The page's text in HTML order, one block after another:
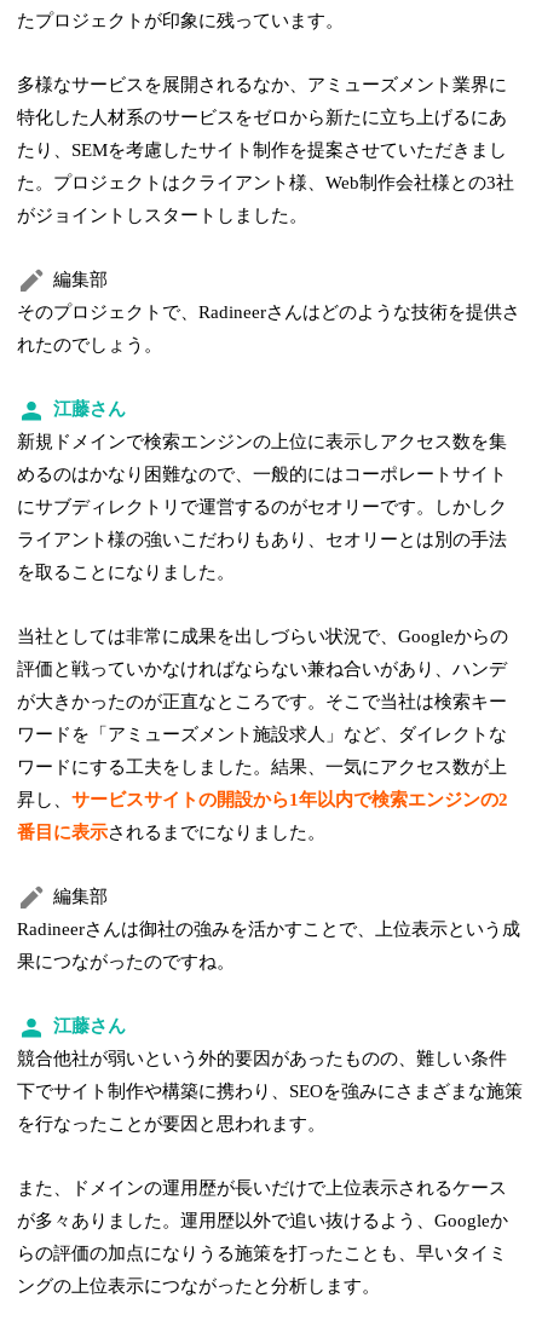
たプロジェクトが印象に残っています。
多様なサービスを展開されるなか、アミューズメント業界に
特化した人材系のサービスをゼロから新たに立ち上げるにあ
たり、SEMを考慮したサイト制作を提案させていただきまし
た。プロジェクトはクライアント様、Web制作会社様との3社
がジョイントしスタートしました。
編集部
そのプロジェクトで、Radineerさんはどのような技術を提供さ
れたのでしょう。
江藤さん
新規ドメインで検索エンジンの上位に表示しアクセス数を集
めるのはかなり困難なので、一般的にはコーポレートサイト
にサブディレクトリで運営するのがセオリーです。しかしク
ライアント様の強いこだわりもあり、セオリーとは別の手法
を取ることになりました。
当社としては非常に成果を出しづらい状況で、Googleからの
評価と戦っていかなければならない兼ね合いがあり、ハンデ
が大きかったのが正直なところです。そこで当社は検索キー
ワードを「アミューズメント施設求人」など、ダイレクトな
ワードにする工夫をしました。結果、一気にアクセス数が上
昇し、サービスサイトの開設から1年以内で検索エンジンの2
番目に表示されるまでになりました。
編集部
Radineerさんは御社の強みを活かすことで、上位表示という成
果につながったのですね。
江藤さん
競合他社が弱いという外的要因があったものの、難しい条件
下でサイト制作や構築に携わり、SEOを強みにさまざまな施策
を行なったことが要因と思われます。
また、ドメインの運用歴が長いだけで上位表示されるケース
が多々ありました。運用歴以外で追い抜けるよう、Googleか
らの評価の加点になりうる施策を打ったことも、早いタイミ
ングの上位表示につながったと分析します。